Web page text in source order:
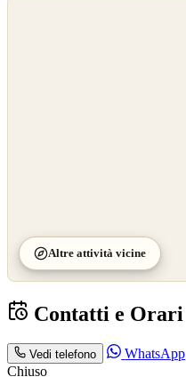
Altre attività vicine
Contatti e Orari
Vedi telefono
WhatsApp
Chiuso